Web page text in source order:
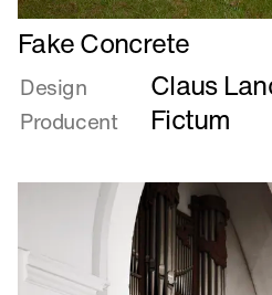
Læs
mere
om
Fake
Concrete
Fake Concrete
Design Claus
Producent Fictum